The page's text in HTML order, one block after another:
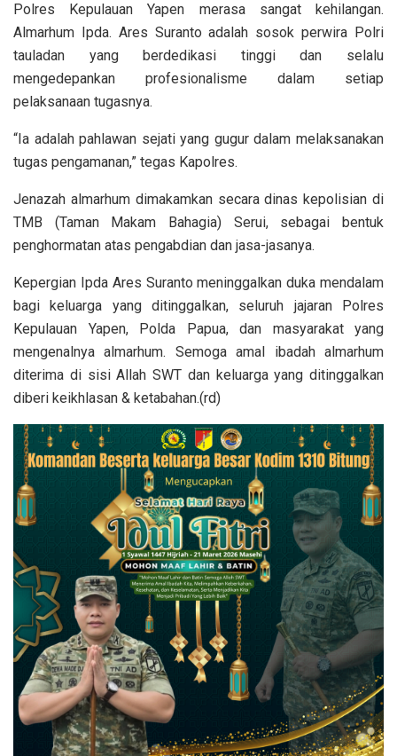
Polres Kepulauan Yapen merasa sangat kehilangan.
Almarhum Ipda. Ares Suranto adalah sosok perwira Polri
tauladan yang berdedikasi tinggi dan selalu
mengedepankan profesionalisme dalam setiap
pelaksanaan tugasnya.
“Ia adalah pahlawan sejati yang gugur dalam melaksanakan
tugas pengamanan,” tegas Kapolres.
Jenazah almarhum dimakamkan secara dinas kepolisian di
TMB (Taman Makam Bahagia) Serui, sebagai bentuk
penghormatan atas pengabdian dan jasa-jasanya.
Kepergian Ipda Ares Suranto meninggalkan duka mendalam
bagi keluarga yang ditinggalkan, seluruh jajaran Polres
Kepulauan Yapen, Polda Papua, dan masyarakat yang
mengenalnya almarhum. Semoga amal ibadah almarhum
diterima di sisi Allah SWT dan keluarga yang ditinggalkan
diberi keikhlasan & ketabahan.(rd)